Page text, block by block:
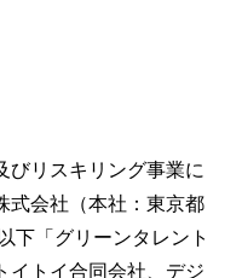
びリスキリング事業に
式会社（本社：東京都
下「グリーンタレント
イトイ合同会社、デジ